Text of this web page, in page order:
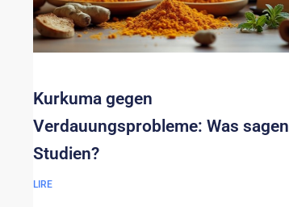
Kurkuma gegen
Verdauungsprobleme: Was sagen
Studien?
LIRE